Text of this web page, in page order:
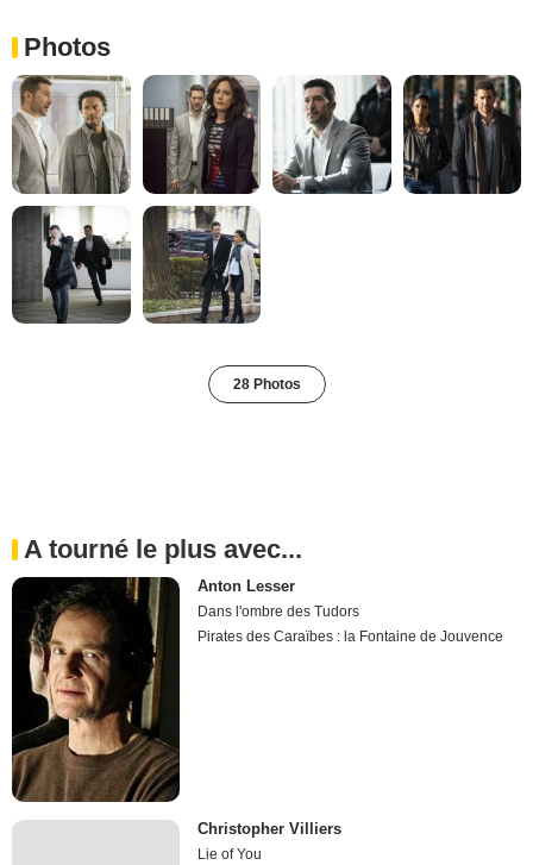
Photos
28 Photos
A tourné le plus avec...
Anton Lesser
Dans l'ombre des Tudors
Pirates des Caraïbes : la Fontaine de Jouvence
Christopher Villiers
Lie of You